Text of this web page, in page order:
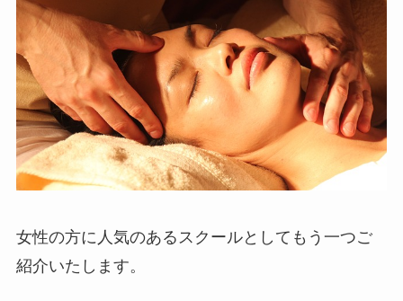
女性の方に人気のあるスクールとしてもう一つご
紹介いたします。